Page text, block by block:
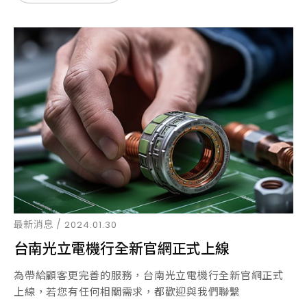
最新消息 / 2024.01.30
台南光立電機行全新官網正式上線
為帶給顧客更完善的服務，台南光立電機行全新官網正式
上線，若您有任何相關需求，都歡迎與我們聯繫